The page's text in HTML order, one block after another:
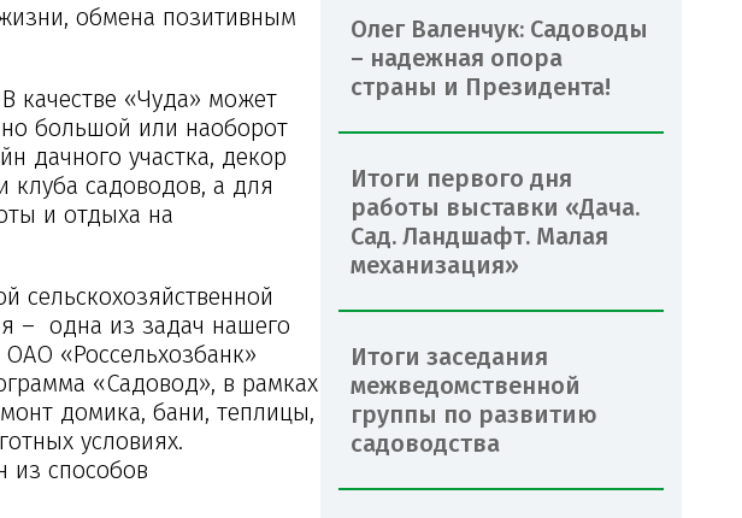
обмена позитивным
качестве «Чуда» может
большой или наоборот
дачного участка, декор
клуба садоводов, а для
и отдыха на
сельскохозяйственной
– одна из задач нашего
«Россельхозбанк»
«Садовод», в рамках
домика, бани, теплицы,
условиях.
из способов
Олег Валенчук: Садоводы
– надежная опора
страны и Президента!
Итоги первого дня
работы выставки «Дача.
Сад. Ландшафт. Малая
механизация»
Итоги заседания
межведомственной
группы по развитию
садоводства